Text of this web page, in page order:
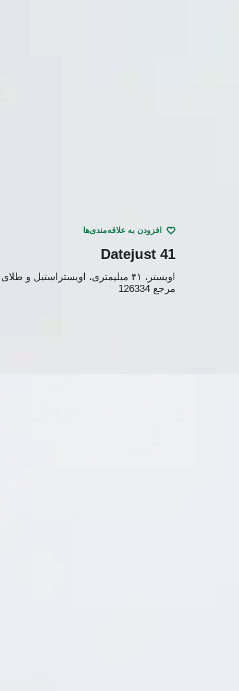
افزودن به علاقه‌مندی‌ها
Datejust 41
اویستر، ۴۱ میلیمتری، اویستراستیل و طلای سفید
مرجع 126334